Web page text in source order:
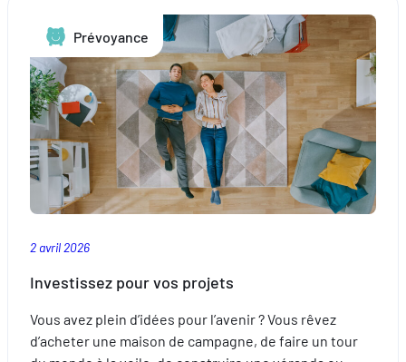
Luxembourg :
le
guide
des
nouveaux
arrivants
Prévoyance
2 avril 2026
Investissez pour vos projets
Vous avez plein d’idées pour l’avenir ? Vous rêvez
d’acheter une maison de campagne, de faire un tour